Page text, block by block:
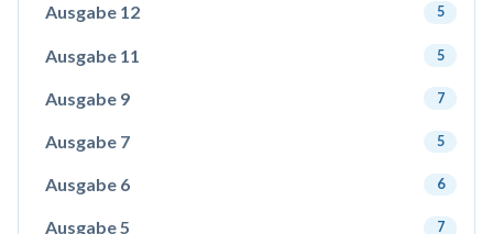
Ausgabe 12 5
Ausgabe 11 5
Ausgabe 9 7
Ausgabe 7 5
Ausgabe 6 6
Ausgabe 5 7